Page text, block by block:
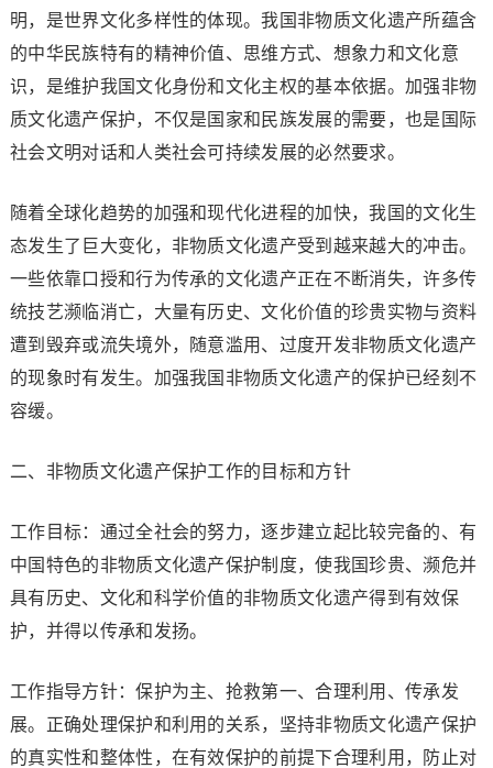
明，是世界文化多样性的体现。我国非物质文化遗产所蕴含
的中华民族特有的精神价值、思维方式、想象力和文化意
识，是维护我国文化身份和文化主权的基本依据。加强非物
质文化遗产保护，不仅是国家和民族发展的需要，也是国际
社会文明对话和人类社会可持续发展的必然要求。
随着全球化趋势的加强和现代化进程的加快，我国的文化生
态发生了巨大变化，非物质文化遗产受到越来越大的冲击。
一些依靠口授和行为传承的文化遗产正在不断消失，许多传
统技艺濒临消亡，大量有历史、文化价值的珍贵实物与资料
遭到毁弃或流失境外，随意滥用、过度开发非物质文化遗产
的现象时有发生。加强我国非物质文化遗产的保护已经刻不
容缓。
二、非物质文化遗产保护工作的目标和方针
工作目标：通过全社会的努力，逐步建立起比较完备的、有
中国特色的非物质文化遗产保护制度，使我国珍贵、濒危并
具有历史、文化和科学价值的非物质文化遗产得到有效保
护，并得以传承和发扬。
工作指导方针：保护为主、抢救第一、合理利用、传承发
展。正确处理保护和利用的关系，坚持非物质文化遗产保护
的真实性和整体性，在有效保护的前提下合理利用，防止对